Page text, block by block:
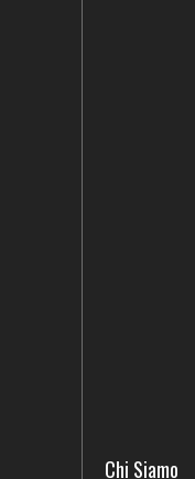
Chi Siamo